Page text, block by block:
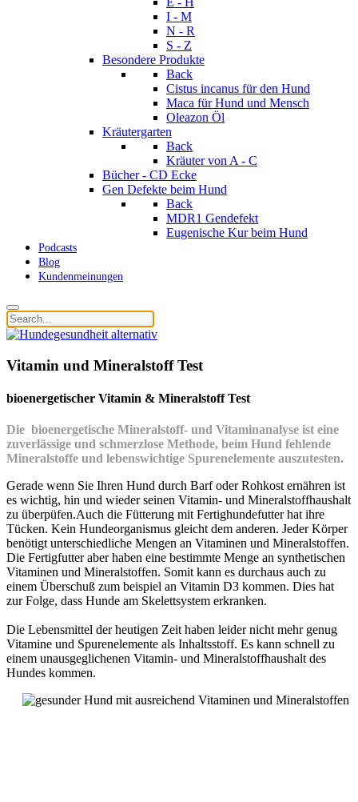
I - M
N - R
S - Z
Besondere Produkte
Back
Cistus incanus für den Hund
Maca für Hund und Mensch
Oleazon Öl
Kräutergarten
Back
Kräuter von A - C
Bücher - CD Ecke
Gen Defekte beim Hund
Back
MDR1 Gendefekt
Eugenische Kur beim Hund
Podcasts
Blog
Kundenmeinungen
Vitamin und Mineralstoff Test
bioenergetischer Vitamin & Mineralstoff Test
Die bioenergetische Mineralstoff- und Vitaminanalyse ist eine
zuverlässige und schmerzlose Methode, beim Hund fehlende
Mineralstoffe und lebenswichtige Spurenelemente auszutesten.
Gerade wenn Sie Ihren Hund durch Barf oder Rohkost ernähren ist
es wichtig, hin und wieder seinen Vitamin- und Mineralstoffhaushalt
zu überpüfen.Auch die Fütterung mit Fertighundefutter hat ihre
Tücken. Kein Hundeorganismus gleicht dem anderen. Jeder Körper
benötigt unterschiedliche Mengen an Vitaminen und Mineralstoffen.
Die Fertigfutter aber haben eine bestimmte Menge an synthetischen
Vitaminen und Mineralstoffen. Somit kann es durchaus auch zu
einem Überschuß zum beispiel an Vitamin D3 kommen. Dies hat
zur Folge, dass Hunde am Skelettsystem erkranken.
Die Lebensmittel der heutigen Zeit haben leider nicht mehr genug
Vitamine und Spurenelemente als Inhaltsstoff. Es kann schnell zu
einem unausgeglichenen Vitamin- und Mineralstoffhaushalt des
Hundes kommen.